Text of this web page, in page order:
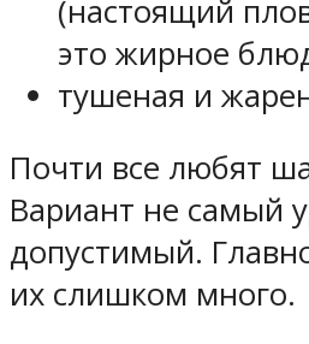
(настоящий
это жирное
тушеная и
Почти все любят
Вариант не самый
допустимый.
их слишком много.